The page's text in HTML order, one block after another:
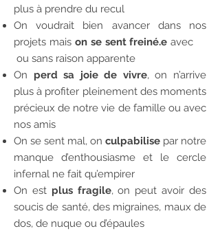
plus à prendre du recul
On voudrait bien avancer dans nos
projets mais on se sent freiné.eavec
ou sans raison apparente
On perd sa joie de vivre, on n’arrive
plus à profiter pleinement des moments
précieux de notre vie de famille ou avec
nos amis
On se sent mal, on culpabilise par notre
manque d’enthousiasme et le cercle
infernal ne fait qu’empirer
On est plus fragile, on peut avoir des
soucis de santé, des migraines, maux de
dos, de nuque ou d’épaules